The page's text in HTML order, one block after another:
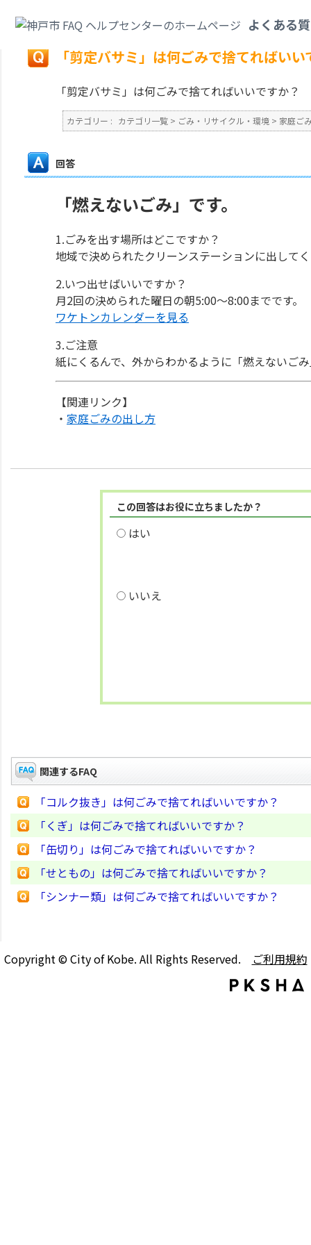
よくある
戻る
「剪定バサミ」は何ごみで捨てればい
「剪定バサミ」は何ごみで捨てればいいですか？
カテゴリー : カテゴリ一覧 > ごみ・リサイクル・環境 > 家庭ご
回答
「燃えないごみ」です。
1.ごみを出す場所はどこですか？
地域で決められたクリーンステーションに出して
2.いつ出せばいいですか？
月2回の決められた曜日の朝5:00～8:00までです。
ワケトンカレンダーを見る
3.ご注意
紙にくるんで、外からわかるように「燃えないご
【関連リンク】
・ 家庭ごみの出し方
この回答はお役に立ちましたか？
はい
いいえ
関連するFAQ
「コルク抜き」は何ごみで捨てればいいですか？
「くぎ」は何ごみで捨てればいいですか？
「缶切り」は何ごみで捨てればいいですか？
「せともの」は何ごみで捨てればいいですか？
「シンナー類」は何ごみで捨てればいいですか？
Copyright © City of Kobe. All Rights Reserved. ご利用規約